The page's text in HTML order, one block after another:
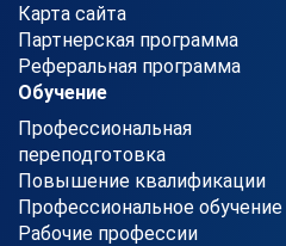
Карта сайта
Партнерская программа
Реферальная программа
Обучение
Профессиональная
переподготовка
Повышение квалификации
Профессиональное обучение
Рабочие профессии